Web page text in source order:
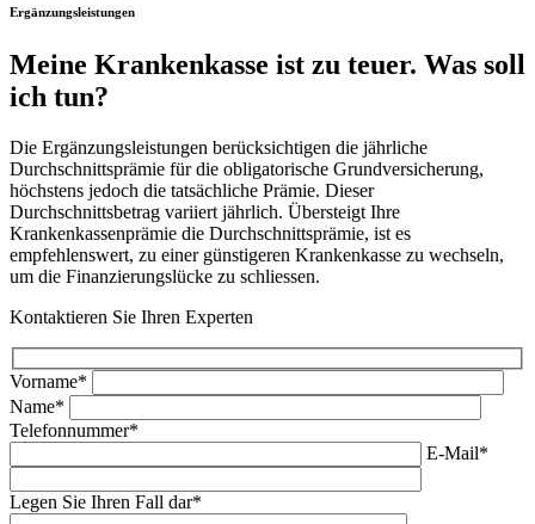
Ergänzungsleistungen
Meine Krankenkasse ist zu teuer. Was soll
ich tun?
Die Ergänzungsleistungen berücksichtigen die jährliche
Durchschnittsprämie für die obligatorische Grundversicherung,
höchstens jedoch die tatsächliche Prämie. Dieser
Durchschnittsbetrag variiert jährlich. Übersteigt Ihre
Krankenkassenprämie die Durchschnittsprämie, ist es
empfehlenswert, zu einer günstigeren Krankenkasse zu wechseln,
um die Finanzierungslücke zu schliessen.
Kontaktieren Sie Ihren Experten
Vorname*
Name*
Telefonnummer*
E-Mail*
Legen Sie Ihren Fall dar*